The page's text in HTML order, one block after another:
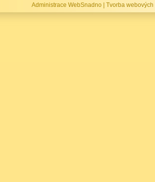
Administrace WebSnadno |Tvorba